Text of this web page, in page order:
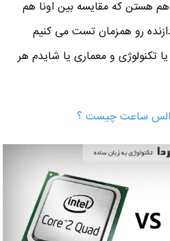
هستن که مقایسه بین اونا هم
کل ما 4 تا پردازنده رو همزمان تست می کنیم
تکنولوژی و معماری یا شایدم هر
ساعت چیست ؟